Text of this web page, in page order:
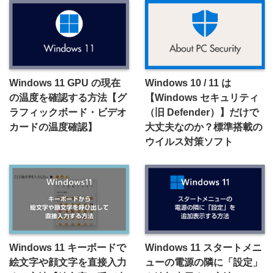
Windows 11 GPU の現在
の温度を確認する方法【グ
ラフィックボード・ビデオ
カードの温度確認】
Windows 10 / 11 は
【Windows セキュリティ
（旧 Defender）】だけで
大丈夫なのか？標準搭載の
ウイルス対策ソフト
Windows 11 キーボードで
絵文字や顔文字を直接入力
Windows 11 スタートメニ
ューの電源の隣に「設定」